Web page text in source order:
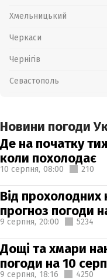
Хмельницький
Черкаси
Чернігів
Севастополь
Новини погоди
Де на початку
коли похолодає
10 серпня, 08:00 210
Від
прогноз погоди
9 серпня, 20:00 5234
Дощі та хмари
погоди на 10
9 серпня, 18:16 4250